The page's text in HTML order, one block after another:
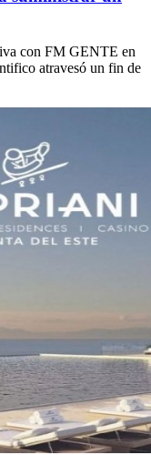
con FM GENTE en
atravesó un fin de